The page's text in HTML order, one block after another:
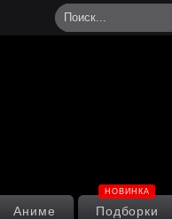
Подборки
НОВИНКА
Аниме